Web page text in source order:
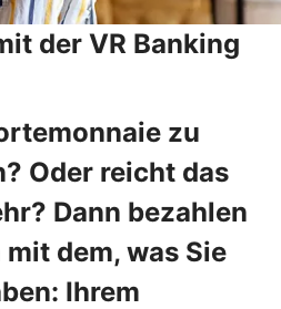
der VR Banking
zu
Oder reicht das
Dann bezahlen
dem, was Sie
Ihrem